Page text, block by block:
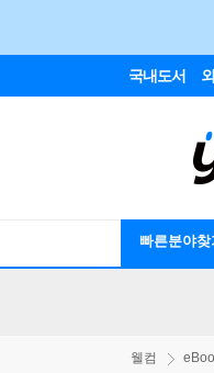
국내도서
빠른분야찾
웰컴